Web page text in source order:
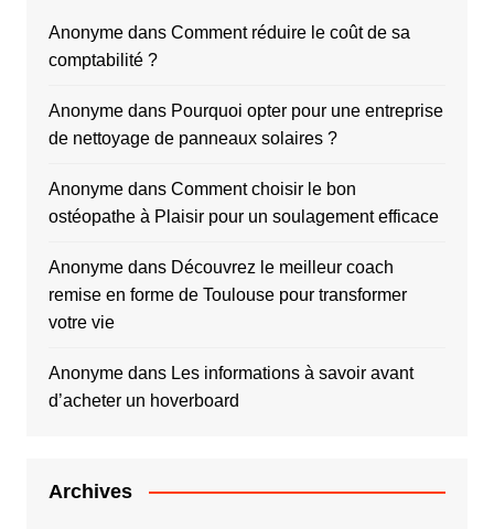
Anonymedans Comment réduire le coût de sa
comptabilité ?
Anonymedans Pourquoi opter pour une entreprise
de nettoyage de panneaux solaires ?
Anonymedans Comment choisir le bon
ostéopathe à Plaisir pour un soulagement efficace
Anonymedans Découvrez le meilleur coach
remise en forme de Toulouse pour transformer
votre vie
Anonymedans Les informations à savoir avant
d’acheter un hoverboard
Archives